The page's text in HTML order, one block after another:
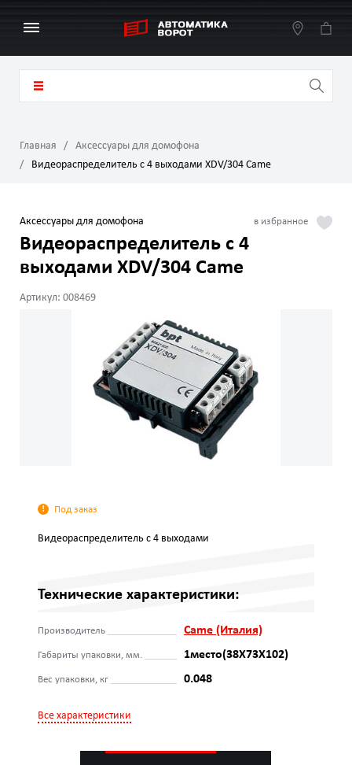
Главная
Аксессуары для домофона
Видеораспределитель с 4 выходами XDV/304 Came
Аксессуары для домофона
Видеораспределитель с 4
выходами XDV/304 Came
Артикул: 008469
Под заказ
Видеораспределитель с 4 выходами
Технические характеристики:
Производитель Came (Италия)
Габариты упаковки, мм. 1место(38Х73Х102)
Вес упаковки, кг 0.048
Все характеристики